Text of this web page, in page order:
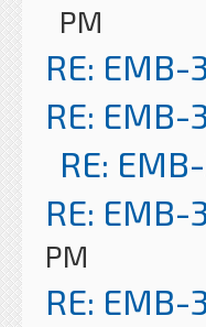
PM
RE:
RE:
RE:
RE:
PM
RE: